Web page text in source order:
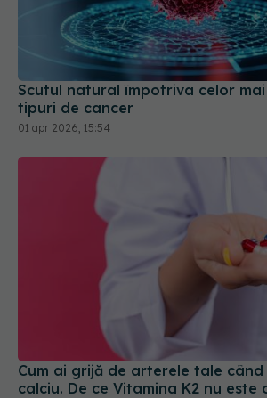
Scutul natural împotriva celor
tipuri de cancer
01 apr 2026, 15:54
Cum ai grijă de arterele tale
calciu. De ce Vitamina K2 nu este